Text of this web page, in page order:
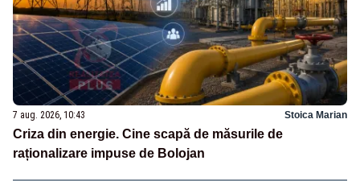
7 aug. 2026, 10:43 Stoica Marian
Criza din energie. Cine scapă de măsurile de
raționalizare impuse de Bolojan